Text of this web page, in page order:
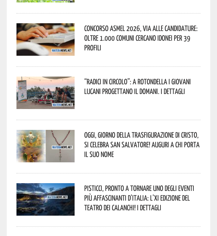
Concorso Asmel 2026, via alle candidature:
oltre 1.000 Comuni cercano idonei per 39
profili
“Radici in Circolo”: a Rotondella i giovani
lucani progettano il domani. I dettagli
Oggi, giorno della Trasfigurazione di Cristo,
si celebra San Salvatore! Auguri a chi porta
il suo nome
Pisticci, pronto a tornare uno degli eventi
più affascinanti d’Italia: l’XI edizione del
Teatro dei Calanchi! I dettagli